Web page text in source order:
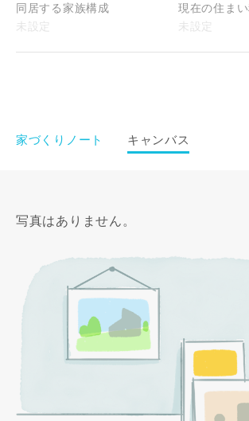
同居する家族構成 現在の住まい
家づくりノート キャンバス
写真はありません。